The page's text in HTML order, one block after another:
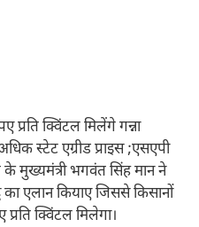
क्विंटल मिलेंगे गन्ना
स्टेट एग्रीड प्राइस ;एसएपी
मुख्यमंत्री भगवंत सिंह मान ने
एलान कियाए जिससे किसानों
क्विंटल मिलेगा।